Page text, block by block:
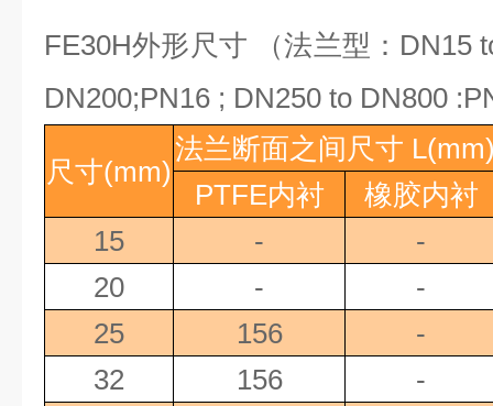
FE30H外形尺寸 （法兰型： DN15
DN200;PN16 ; DN250 to DN800
尺寸(mm)
法兰断面之间尺寸
PTFE内衬
橡胶内衬
15
-
-
20
-
-
25
156
-
32
156
-